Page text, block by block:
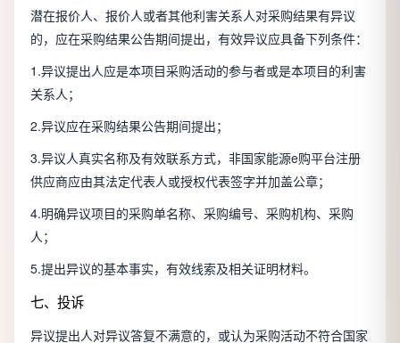
潜在报价人、报价人或者其他利害关系人对采购结果有异议
的，应在采购结果公告期间提出，有效异议应具备下列条件：
1.异议提出人应是本项目采购活动的参与者或是本项目的利害
关系人；
2.异议应在采购结果公告期间提出；
3.异议人真实名称及有效联系方式，非国家能源e购平台注册
供应商应由其法定代表人或授权代表签字并加盖公章；
4.明确异议项目的采购单名称、采购编号、采购机构、采购
人；
5.提出异议的基本事实，有效线索及相关证明材料。
七、投诉
异议提出人对异议答复不满意的，或认为采购活动不符合国家